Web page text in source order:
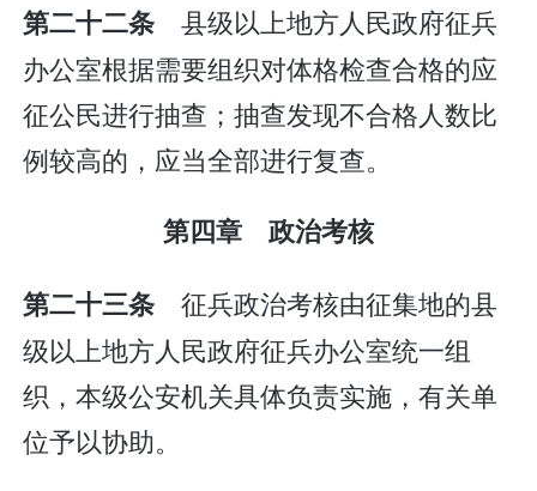
第二十二条 县级以上地方人民政府征兵
办公室根据需要组织对体格检查合格的应
征公民进行抽查；抽查发现不合格人数比
例较高的，应当全部进行复查。
第四章 政治考核
第二十三条 征兵政治考核由征集地的县
级以上地方人民政府征兵办公室统一组
织，本级公安机关具体负责实施，有关单
位予以协助。